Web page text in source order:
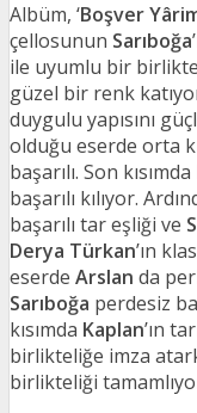
Albüm, ‘Boşver
çellosunun Sarıboğa
ile uyumlu bir
güzel bir renk
duygulu yapısını
olduğu eserde orta
başarılı. Son
başarılı kılıyor.
başarılı tar eşliği ve
Derya Türkan’ın
eserde Arslan da
Sarıboğa perdesiz
kısımda Kaplan’ın
birlikteliğe imza
birlikteliği